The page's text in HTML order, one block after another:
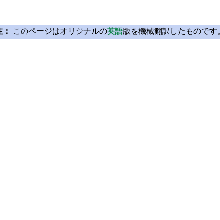
このページはオリジナルの英語版を機械翻訳したものです。